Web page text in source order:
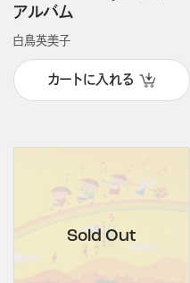
アルバム
白鳥英美子
カートに入れる